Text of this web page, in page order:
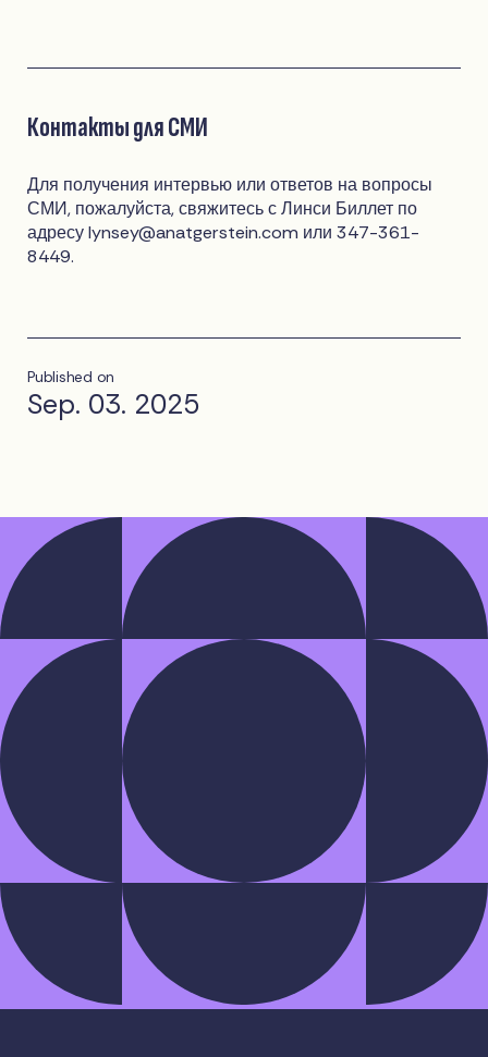
Контакты для СМИ
Для получения интервью или ответов на вопросы
СМИ, пожалуйста, свяжитесь с Линси Биллет по
адресуlynsey@anatgerstein.com или 347-361-
8449.
Published on
Sep. 03. 2025